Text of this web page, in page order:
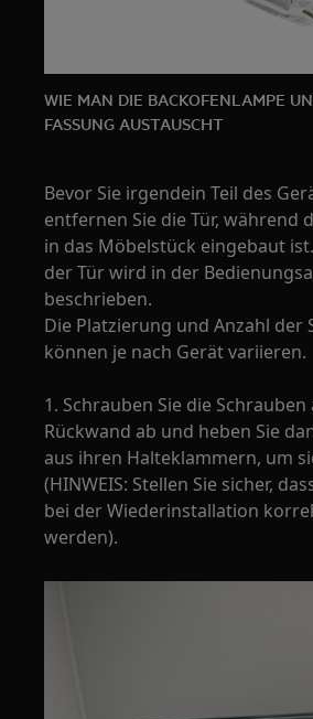
WIE MAN DIE BACKOFENLAMPE
FASSUNG AUSTAUSCHT
Bevor Sie irgendein Teil des
entfernen Sie die Tür, während
in das Möbelstück eingebaut
der Tür wird in der
beschrieben.
Die Platzierung und Anzahl der
können je nach Gerät variieren.
1. Schrauben Sie die
Rückwand ab und heben Sie
aus ihren Halteklammern, um
(HINWEIS: Stellen Sie sicher,
bei der Wiederinstallation
werden).